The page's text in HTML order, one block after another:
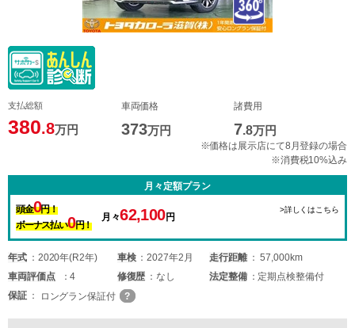
支払総額
380.8万円
車両価格
373万円
諸費用
7.8万円
※価格は展示店にて8月登録の場合
※消費税10%込み
月々定額プラン
頭金0円！
ボーナス払い0円！
月々62,100円
>詳しくはこちら
年式 2020年(R2年) 車検 2027年2月 走行距離
57,000km
車両評価点 4 修復歴 なし 法定整備
定期点検整備付
保証
ロングラン保証付